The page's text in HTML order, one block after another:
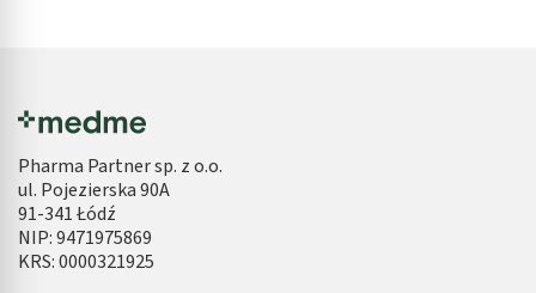
Pharma Partner sp. z o.o.
ul. Pojezierska 90A
91-341 Łódź
NIP: 9471975869
KRS: 0000321925